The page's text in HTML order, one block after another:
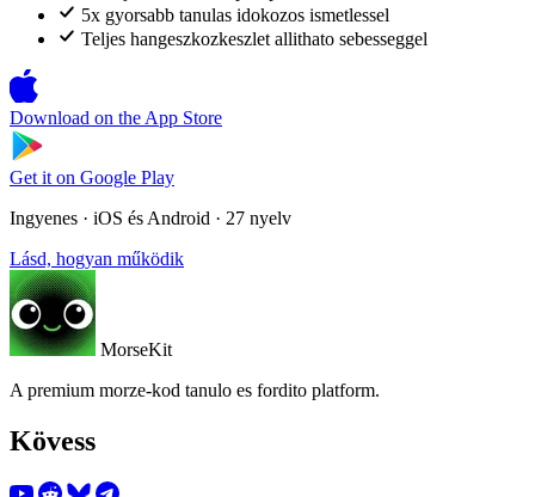
5x gyorsabb tanulas idokozos ismetlessel
Teljes hangeszkozkeszlet allithato sebesseggel
Download on the App Store
Get it on Google Play
Ingyenes · iOS és Android · 27 nyelv
Lásd, hogyan működik
MorseKit
A premium morze-kod tanulo es fordito platform.
Kövess